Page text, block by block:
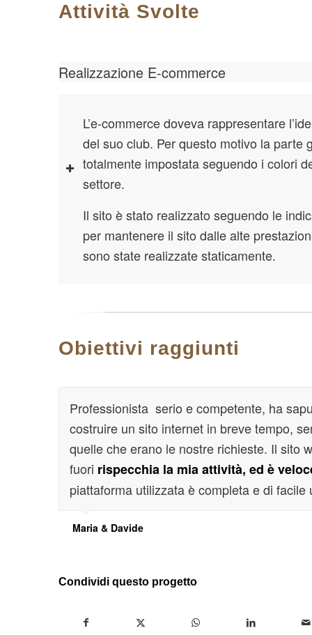
Attività Svolte
Realizzazione E-commerce
L’e-commerce doveva rappresentare
del suo club. Per questo motivo la parte
totalmente impostata seguendo i colori
settore.
Il sito è stato realizzato seguendo le
per mantenere il sito dalle alte
sono state realizzate staticamente.
Obiettivi raggiunti
Professionista serio e competente, ha
costruire un sito internet in breve tempo,
quelle che erano le nostre richieste. Il sito
fuori rispecchia la mia attività, ed è
piattaforma utilizzata è completa e di facile
Maria & Davide
Condividi questo progetto